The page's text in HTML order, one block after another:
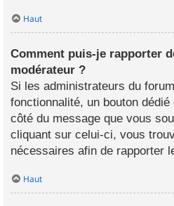
Haut
Comment puis-je rapporter
modérateur ?
Si les administrateurs du
fonctionnalité, un bouton
côté du message que vous
cliquant sur celui-ci, vous
nécessaires afin de rapporter
Haut